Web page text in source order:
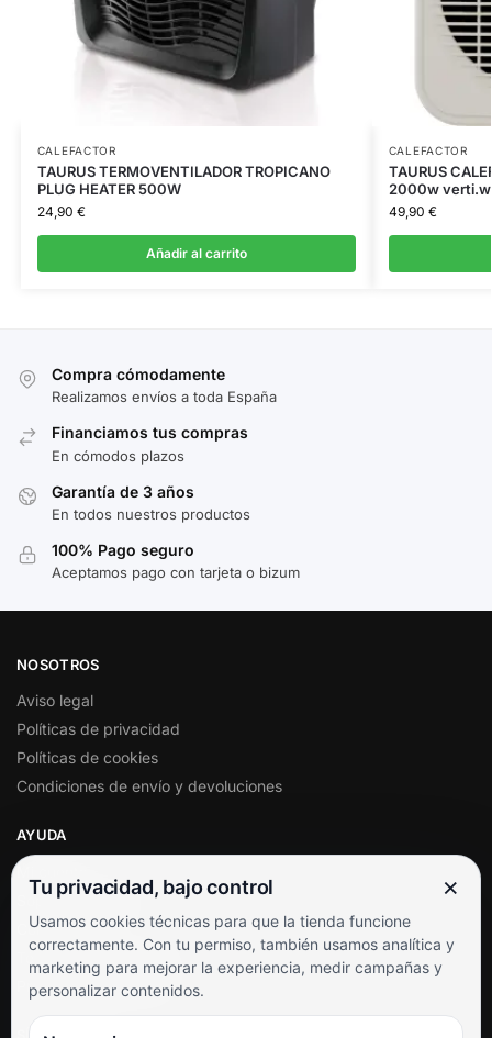
CALEFACTOR
TAURUS TERMOVENTILADOR TROPICANO
PLUG HEATER 500W
24,90 €
Añadir al carrito
CALEFACTOR
TAURUS
2000w
49,90 €
Compra cómodamente
Realizamos envíos a toda España
Financiamos tus compras
En cómodos plazos
Garantía de 3 años
En todos nuestros productos
100% Pago seguro
Aceptamos pago con tarjeta o bizum
NOSOTROS
Aviso legal
Políticas de privacidad
Políticas de cookies
Condiciones de envío y devoluciones
AYUDA
Soporte al cliente
Contacto
Términos y condiciones
Preguntas frecuentes
SÍGUENOS
Tu privacidad, bajo control ×
Usamos cookies técnicas para que la tienda funcione
correctamente. Con tu permiso, también usamos analítica y
marketing para mejorar la experiencia, medir campañas y
personalizar contenidos.